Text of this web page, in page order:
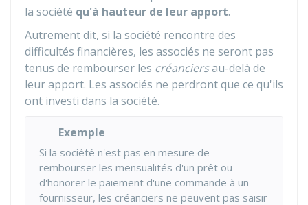
la société qu'à hauteur de leur apport.
Autrement dit, si la société rencontre des
difficultés financières, les associés ne seront pas
tenus de rembourser les créanciersau-delà de
leur apport. Les associés ne perdront que ce qu'ils
ont investi dans la société.
Exemple
Si la société n'est pas en mesure de
rembourser les mensualités d'un prêt ou
d'honorer le paiement d'une commande à un
fournisseur, les créanciers ne peuvent pas saisir